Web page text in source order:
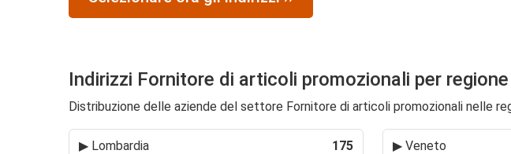
Indirizzi Fornitore di articoli promozionali per regione
Distribuzione delle aziende del settore Fornitore di articoli promozionali nelle
▶ Lombardia 175 ▶ Veneto